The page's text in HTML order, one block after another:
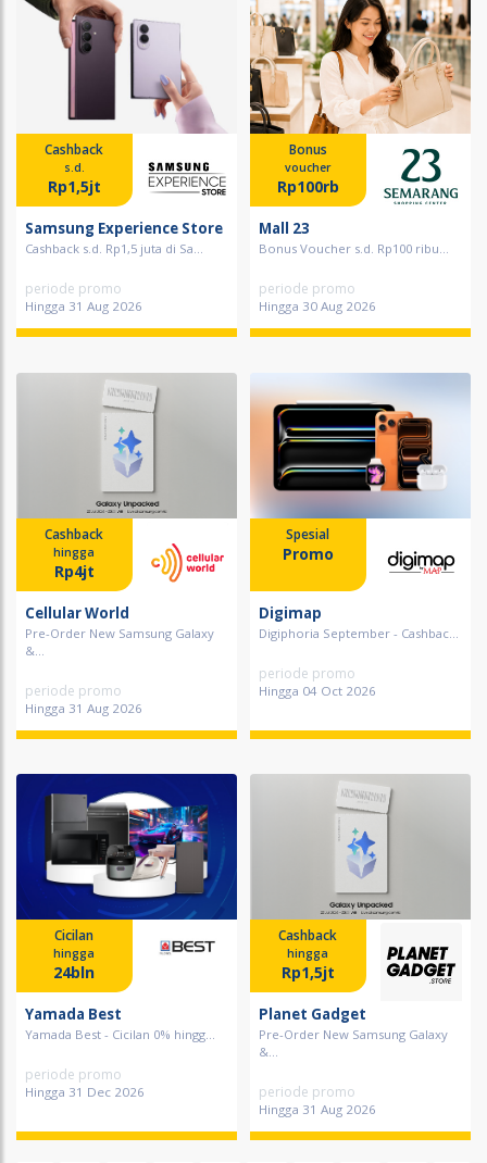
Cashback
s.d.
Rp1,5jt
Samsung Experience Store
Cashback s.d. Rp1,5 juta di Sa...
periode promo
Hingga 31 Aug 2026
Bonus
voucher
Rp100rb
Mall 23
Bonus Voucher s.d. Rp100 ribu...
periode promo
Hingga 30 Aug 2026
Cashback
hingga
Rp4jt
Cellular World
Pre-Order New Samsung Galaxy
&...
periode promo
Hingga 31 Aug 2026
Spesial
Promo
Digimap
Digiphoria September - Cashbac...
periode promo
Hingga 04 Oct 2026
Cicilan
hingga
24bln
Yamada Best
Yamada Best - Cicilan 0% hingg...
periode promo
Hingga 31 Dec 2026
Cashback
hingga
Rp1,5jt
Planet Gadget
Pre-Order New Samsung Galaxy
&...
periode promo
Hingga 31 Aug 2026